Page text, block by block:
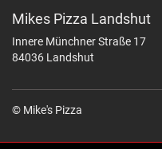
Mikes Pizza Landshut
Innere Münchner Straße 17
84036 Landshut
© Mike's Pizza